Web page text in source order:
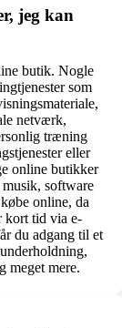
jeg kan
butik. Nogle
som
netværk,
træning
eller
online butikker
software
online, da
kort tid via e-
du adgang til et
meget mere.